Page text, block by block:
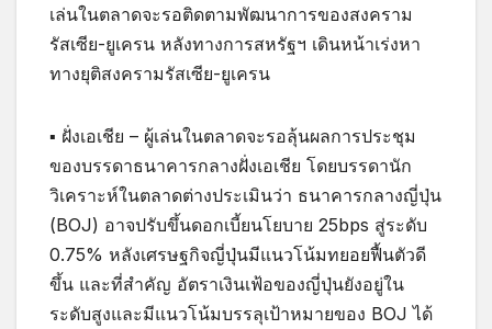
เล่นในตลาดจะรอติดตามพัฒนาการของสงคราม
รัสเซีย-ยูเครน หลังทางการสหรัฐฯ เดินหน้าเร่งหา
ทางยุติสงครามรัสเซีย-ยูเครน
▪ ฝั่งเอเชีย – ผู้เล่นในตลาดจะรอลุ้นผลการประชุม
ของบรรดาธนาคารกลางฝั่งเอเชีย โดยบรรดานัก
วิเคราะห์ในตลาดต่างประเมินว่า ธนาคารกลางญี่ปุ่น
(BOJ) อาจปรับขึ้นดอกเบี้ยนโยบาย 25bps สู่ระดับ
0.75% หลังเศรษฐกิจญี่ปุ่นมีแนวโน้มทยอยฟื้นตัวดี
ขึ้น และที่สำคัญ อัตราเงินเฟ้อของญี่ปุ่นยังอยู่ใน
ระดับสูงและมีแนวโน้มบรรลุเป้าหมายของ BOJ ได้